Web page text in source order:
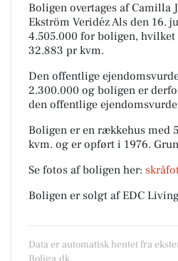
Boligen overtages af Camilla
Ekström Veridéz Als den 16.
4.505.000 for boligen,
32.883 pr kvm.
Den offentlige
2.300.000 og boligen er
den offentlige
Boligen er en rækkehus med
kvm. og er opført i 1976.
Se fotos af boligen her:
Boligen er solgt af EDC
Data er automatisk hentet fra